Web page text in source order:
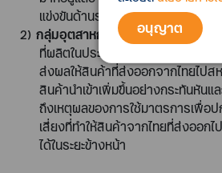
แข่งขันด้านราคา ซึ่งอาจทำให้สหรัฐ
2) กลุ่มอุตสาหกรรมที่พึ่งพาตลาดสหรั
ที่ผลิตในประเทศเพื่อส่งออกไปสหรั
ส่งผลให้สินค้าที่ส่งออกจากไทยไป
สินค้านำเข้าเพิ่มขึ้นอย่างกระทันหัน
ถึงเหตุผลของการใช้มาตรการเพื่อ
เสี่ยงที่ทำให้สินค้าจากไทยที่ส่งออก
ได้ในระยะข้างหน้า
อนุญาต